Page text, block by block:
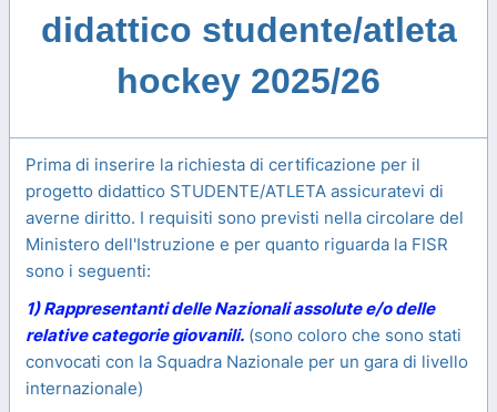
didattico studente/atleta
hockey 2025/26
Prima di inserire la richiesta di certificazione per il
progetto didattico STUDENTE/ATLETA assicuratevi di
averne diritto. I requisiti sono previsti nella circolare del
Ministero dell'Istruzione e per quanto riguarda la FISR
sono i seguenti:
1) Rappresentanti delle Nazionali assolute e/o delle
relative categorie giovanili. (sono coloro che sono stati
convocati con la Squadra Nazionale per un gara di livello
internazionale)